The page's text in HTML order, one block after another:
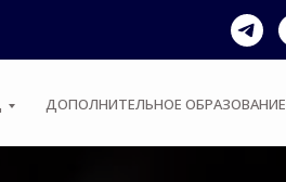
ДОПОЛНИТЕЛЬНОЕ ОБРАЗОВАНИЕ